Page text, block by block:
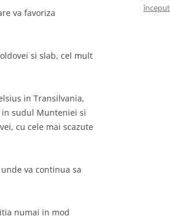
va favoriza
si slab, cel mult
in Transilvania,
in sudul Munteniei si
cu cele mai scazute
va continua sa
numai in mod